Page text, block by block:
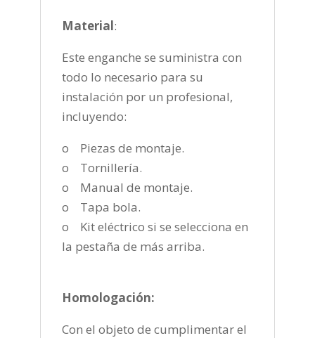
Material:
Este enganche se suministra con
todo lo necesario para su
instalación por un profesional,
incluyendo:
o Piezas de montaje.
o Tornillería.
o Manual de montaje.
o Tapa bola.
o Kit eléctrico si se selecciona en
la pestaña de más arriba.
Homologación:
Con el objeto de cumplimentar el